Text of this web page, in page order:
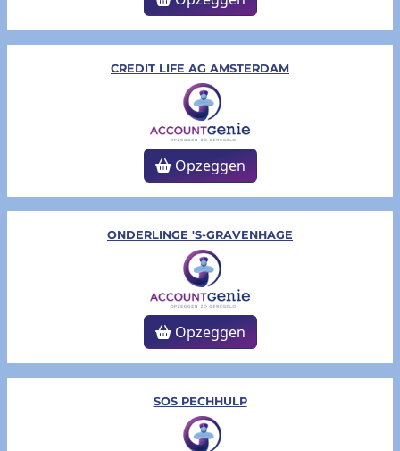
CREDIT LIFE AG AMSTERDAM
Opzeggen
ONDERLINGE 'S-GRAVENHAGE
Opzeggen
SOS PECHHULP